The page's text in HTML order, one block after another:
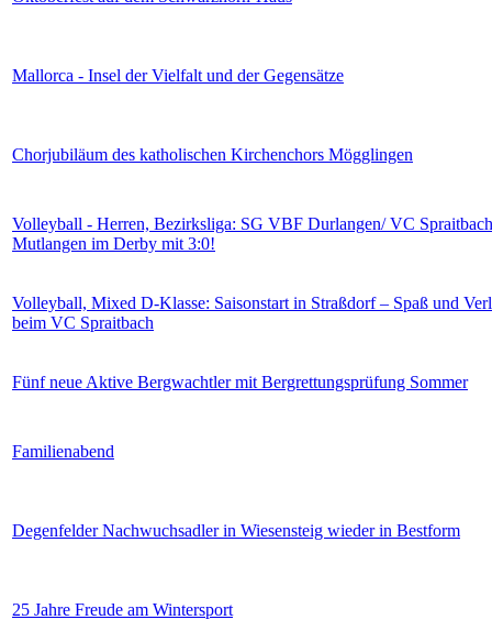
Mallorca - Insel der Vielfalt und der Gegensätze
Chorjubiläum des katholischen Kirchenchors Mögglingen
Volleyball - Herren, Bezirksliga: SG VBF Durlangen/ VC
Mutlangen im Derby mit 3:0!
Volleyball, Mixed D-Klasse: Saisonstart in Straßdorf – Spaß und
beim VC Spraitbach
Fünf neue Aktive Bergwachtler mit Bergrettungsprüfung Sommer
Familienabend
Degenfelder Nachwuchsadler in Wiesensteig wieder in Bestform
25 Jahre Freude am Wintersport